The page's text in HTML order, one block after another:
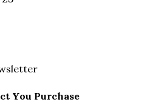
You Purchase